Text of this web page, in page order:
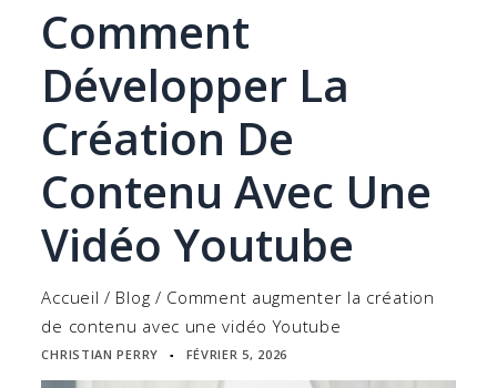
Comment
Développer La
Création De
Contenu Avec Une
Vidéo Youtube
Accueil / Blog / Comment augmenter la création
de contenu avec une vidéo Youtube
CHRISTIAN PERRY ▪ FÉVRIER 5, 2026